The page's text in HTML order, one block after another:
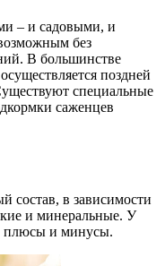
– и садовыми, и
без
В большинстве
поздней
специальные
саженцев
состав, в зависимости
и минеральные. У
плюсы и минусы.